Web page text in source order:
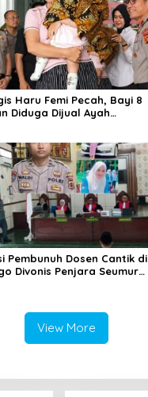
Haru Femi Pecah, Bayi 8
Diduga Dijual Ayah
Pembunuh Dosen Cantik di
Divonis Penjara Seumur
View More